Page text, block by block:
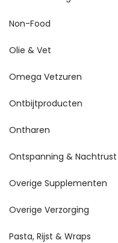
Non-Food
Olie & Vet
Omega Vetzuren
Ontbijtproducten
Ontharen
Ontspanning & Nachtrust
Overige Supplementen
Overige Verzorging
Pasta, Rijst & Wraps